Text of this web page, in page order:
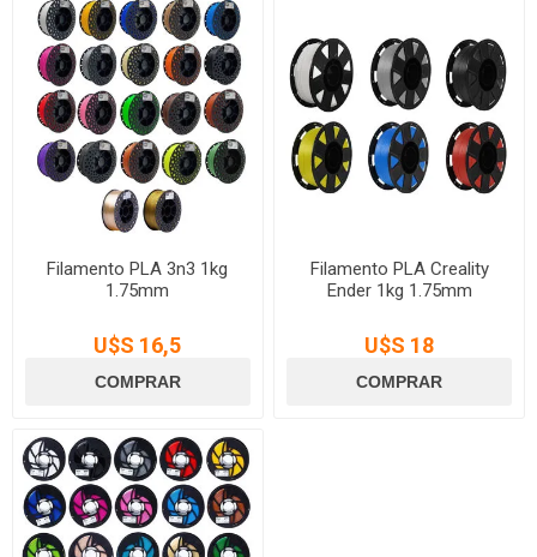
Filamento PLA 3n3 1kg
1.75mm
U$S 16,5
Filamento PLA Creality
Ender 1kg 1.75mm
U$S 18